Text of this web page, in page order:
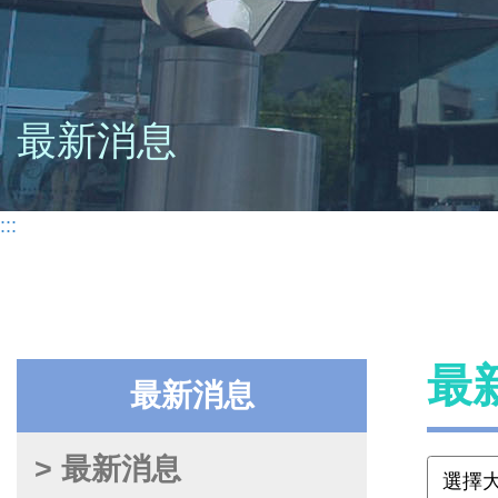
最新消息
:::
最新消息
> 最新消息
最